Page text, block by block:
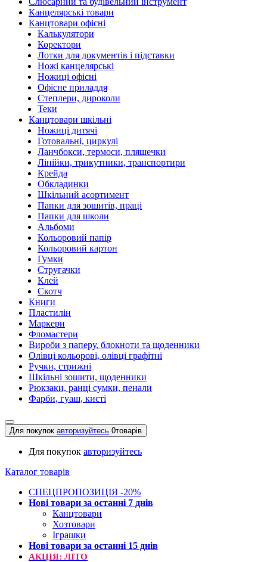
Канцелярські товари
Канцтовари офісні
Калькулятори
Коректори
Лотки для документів і підставки
Ножі канцелярські
Ножиці офісні
Офісне приладдя
Степлери, дироколи
Теки
Канцтовари шкільні
Ножиці дитячі
Готовальні, циркулі
Ланчбокси, термоси, пляшечки
Лінійки, трикутники, транспортири
Крейда
Обкладинки
Шкільний асортимент
Папки для зошитів, праці
Папки для школи
Альбоми
Кольоровий папір
Кольоровий картон
Гумки
Стругачки
Клей
Скотч
Книги
Пластилін
Маркери
Фломастери
Вироби з паперу, блокноти та щоденники
Олівці кольорові, олівці графітні
Ручки, стрижні
Шкільні зошити, щоденники
Рюкзаки, ранці сумки, пенали
Фарби, гуаш, кисті
Для покупок авторизуйтесь 0товарів
Для покупок авторизуйтесь
Каталог товарів
СПЕЦПРОПОЗИЦІЯ -20%
Нові товари за останнi 7 днiв
Канцтовари
Хозтовари
Іграшки
Нові товари за останнi 15 днiв
АКЦІЯ: ЛІТО